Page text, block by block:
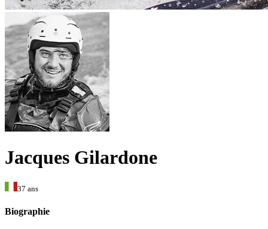
Jacques Gilardone
37 ans
Biographie